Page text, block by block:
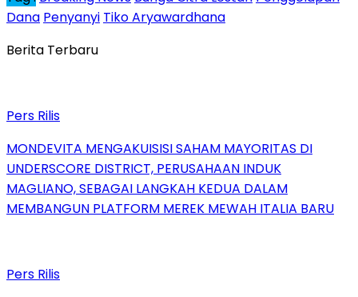
Dana Penyanyi Tiko Aryawardhana
Berita Terbaru
Pers Rilis
MONDEVITA MENGAKUISISI SAHAM MAYORITAS DI
UNDERSCORE DISTRICT, PERUSAHAAN INDUK
MAGLIANO, SEBAGAI LANGKAH KEDUA DALAM
MEMBANGUN PLATFORM MEREK MEWAH ITALIA BARU
Pers Rilis